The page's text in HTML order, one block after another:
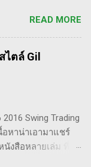
นใจอยากเป็น
ข้าใจ Trader คือ
อแล้วขายในระยะ
ดเดอร์คือ การ
ทุนตามระบบแล้ว
ความผันผวนของ
บัฟเฟต์ บอกว่า "คุณ
ากจะสามารถนั่ง
READ MORE
ไตล์ Gil
Swing Trading
อหาน่าเอามาแชร์
นังสือหลายเล่ม ที่ดัๆ